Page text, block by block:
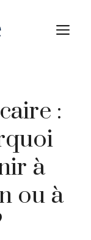
:
à
ou à